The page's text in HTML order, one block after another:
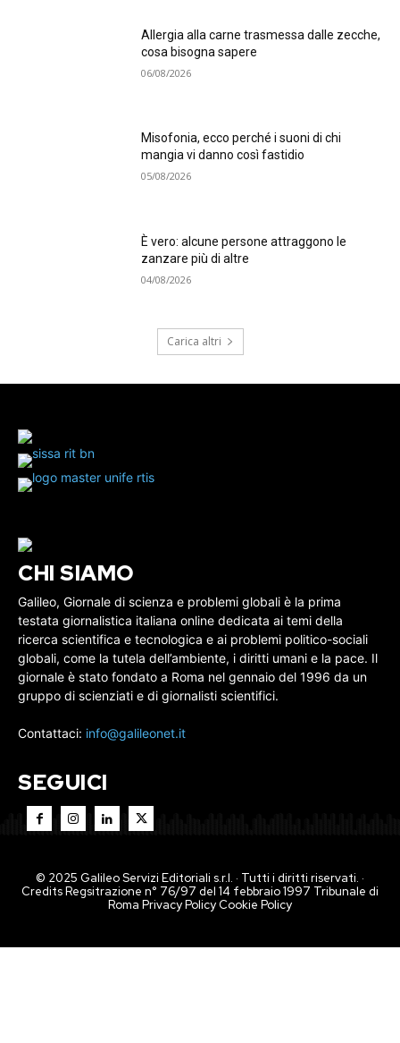
Allergia alla carne trasmessa dalle zecche,
cosa bisogna sapere
06/08/2026
Misofonia, ecco perché i suoni di chi
mangia vi danno così fastidio
05/08/2026
È vero: alcune persone attraggono le
zanzare più di altre
04/08/2026
Carica altri
CHI SIAMO
Galileo, Giornale di scienza e problemi globali è la prima
testata giornalistica italiana online dedicata ai temi della
ricerca scientifica e tecnologica e ai problemi politico-sociali
globali, come la tutela dell’ambiente, i diritti umani e la pace. Il
giornale è stato fondato a Roma nel gennaio del 1996 da un
gruppo di scienziati e di giornalisti scientifici.
Contattaci: info@galileonet.it
SEGUICI
© 2025 Galileo Servizi Editoriali s.r.l. · Tutti i diritti riservati. ·
Credits Regsitrazione n° 76/97 del 14 febbraio 1997 Tribunale di
Roma Privacy PolicyCookie Policy